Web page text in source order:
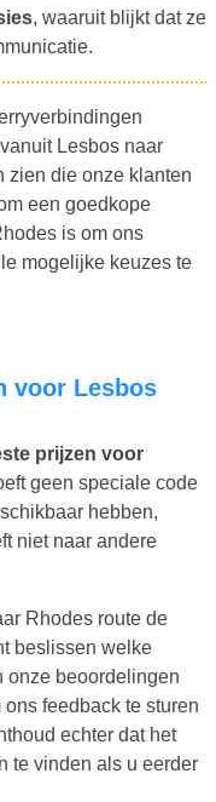
, waaruit blijkt dat ze
Lesbos naar
zien die onze klanten
een goedkope
is om ons
mogelijke keuzes te
prijzen voor
geen speciale code
hebben,
niet naar andere
Rhodes route de
beslissen welke
onze beoordelingen
feedback te sturen
echter dat het
te vinden als u eerder